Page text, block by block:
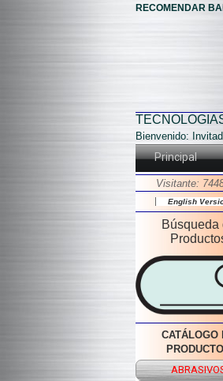
RECOMENDAR
Bienvenido:
Principal
Visitante:
English
Búsqueda
CATÁLOGO